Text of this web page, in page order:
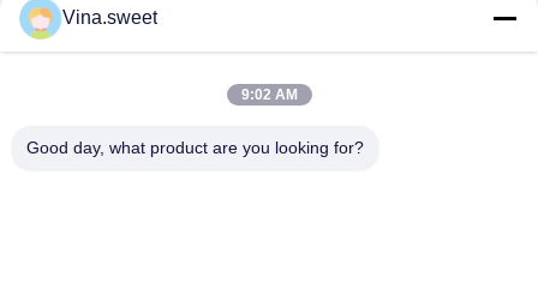
Hino Truck Parts Power steering pump 44310-E0310 14714-
99020 Utilizzo per il camion HINO 700 ZS FS E13C
Il camion Hino parte l'uso della pompa S2910-E0C02 del
compressore d'aria di marca HNTC per il camion HINO 500
Vina.sweet
9:02 AM
Good day, what product are you looking for?